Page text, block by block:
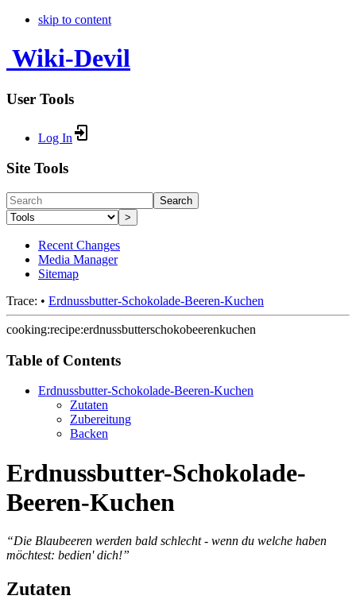
skip to content
Wiki-Devil
User Tools
Log In
Site Tools
Search
>
Recent Changes
Media Manager
Sitemap
Trace: • Erdnussbutter-Schokolade-Beeren-Kuchen
cooking:recipe:erdnussbutterschokobeerenkuchen
Table of Contents
Erdnussbutter-Schokolade-Beeren-Kuchen
Zutaten
Zubereitung
Backen
Erdnussbutter-Schokolade-
Beeren-Kuchen
“Die Blaubeeren werden bald schlecht - wenn du welche haben
möchtest: bedien' dich!”
Zutaten